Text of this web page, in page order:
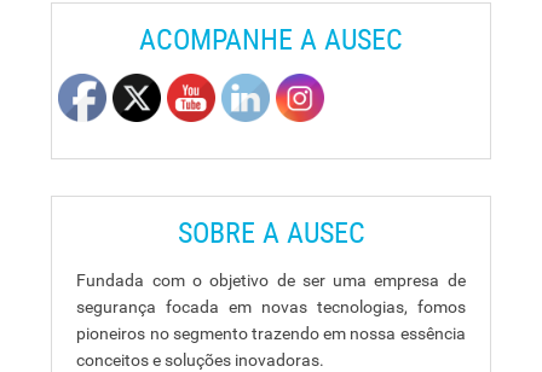
ACOMPANHE A AUSEC
SOBRE A AUSEC
Fundada com o objetivo de ser uma empresa de
segurança focada em novas tecnologias, fomos
pioneiros no segmento trazendo em nossa essência
conceitos e soluções inovadoras.